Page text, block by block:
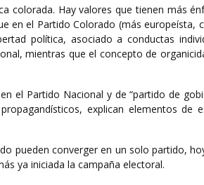
colorada. Hay valores que tienen más
en el Partido Colorado (más europeísta,
política, asociado a conductas
mientras que el concepto de
el Partido Nacional y de “partido de
explican elementos de
pueden converger en un solo partido,
ya iniciada la campaña electoral.